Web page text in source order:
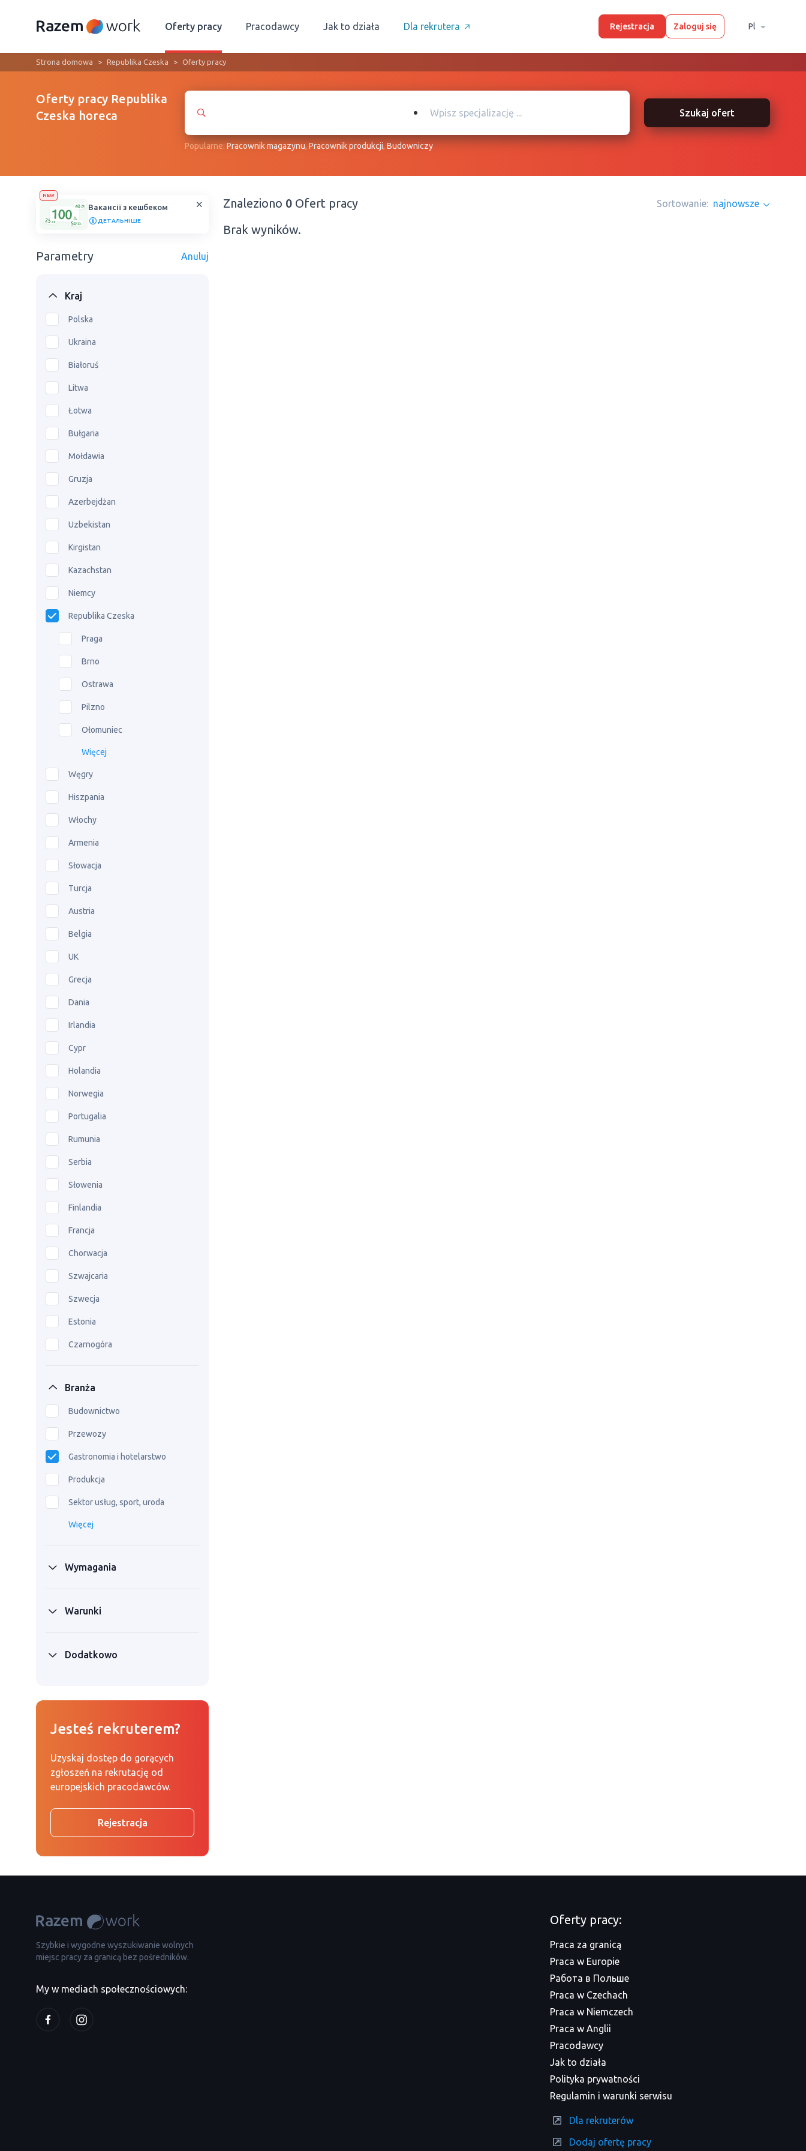
Oferty pracy Pracodawcy Jak to działa Dla rekrutera Rejestracja Zaloguj się Pl
Strona domowa Republika Czeska Oferty pracy
Oferty pracy Republika
Czeska horeca
Szukaj ofert
Popularne:Рracownik magazynu,Pracownik produkcji,Budowniczy
NEW
Вакансії з кешбеком
ДЕТАЛЬНІШЕ
Parametry Anuluj
Kraj
Polska
Ukraina
Białoruś
Litwa
Łotwa
Bułgaria
Mołdawia
Gruzja
Azerbejdżan
Uzbekistan
Kirgistan
Kazachstan
Niemcy
Republika Czeska
Praga
Brno
Ostrawa
Pilzno
Ołomuniec
Więcej
Węgry
Hiszpania
Włochy
Armenia
Słowacja
Turcja
Austria
Belgia
UK
Grecja
Dania
Irlandia
Cypr
Holandia
Norwegia
Portugalia
Rumunia
Serbia
Słowenia
Finlandia
Francja
Chorwacja
Szwajcaria
Szwecja
Estonia
Czarnogóra
Branża
Budownictwo
Przewozy
Gastronomia i hotelarstwo
Produkcja
Sektor usług, sport, uroda
Więcej
Wymagania
Warunki
Dodatkowo
Jesteś rekruterem?
Uzyskaj dostęp do gorących
zgłoszeń na rekrutację od
europejskich pracodawców.
Rejestracja
Znaleziono 0 Ofert pracy Sortowanie: najnowsze
Brak wyników.
Szybkie i wygodne wyszukiwanie wolnych
miejsc pracy za granicą bez pośredników.
My w mediach społecznościowych:
Oferty pracy:
Praca za granicą
Praca w Europie
Работа в Польше
Praca w Czechach
Praca w Niemczech
Praca w Anglii
Pracodawcy
Jak to działa
Polityka prywatności
Regulamin i warunki serwisu
Dla rekruterów
Dodaj ofertę pracy